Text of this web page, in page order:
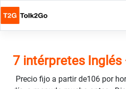
7 intérpretes Inglés
Precio fijo a partir de106 por